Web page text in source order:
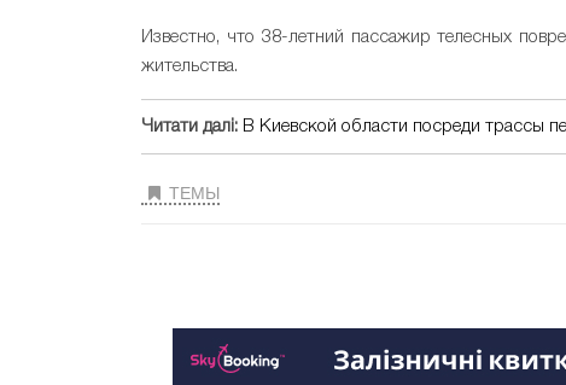
Известно, что 38-летний пассажир телесных
жительства.
Читати далі: В Киевской области посреди трассы
ТЕМЫ